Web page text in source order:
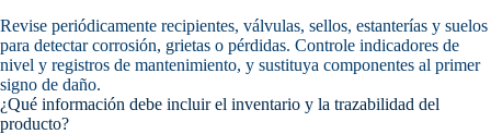
Revise periódicamente recipientes, válvulas, sellos, estanterías y suelos
para detectar corrosión, grietas o pérdidas. Controle indicadores de
nivel y registros de mantenimiento, y sustituya componentes al primer
signo de daño.
¿Qué información debe incluir el inventario y la trazabilidad del
producto?